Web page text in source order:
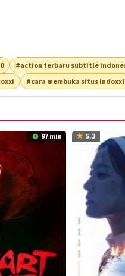
#action terbaru subtitle
#cara membuka situs
97 min 5.3